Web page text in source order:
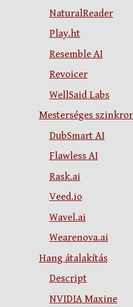
NaturalReader
Play.ht
Resemble AI
Revoicer
WellSaid Labs
Mesterséges
DubSmart AI
Flawless AI
Rask.ai
Veed.io
Wavel.ai
Wearenova.ai
Hang átalakítás
Descript
NVIDIA Maxine